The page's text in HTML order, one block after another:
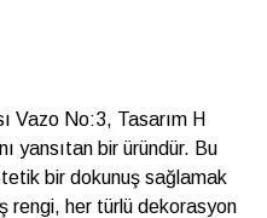
Vazo No:3, Tasarım H
yansıtan bir üründür. Bu
bir dokunuş sağlamak
rengi, her türlü dekorasyon